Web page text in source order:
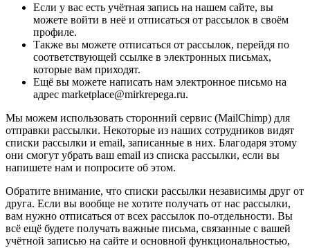
Если у вас есть учётная запись на нашем сайте, вы
можете войти в неё и отписаться от рассылок в своём
профиле.
Также вы можете отписаться от рассылок, перейдя по
соответствующей ссылке в электронных письмах,
которые вам приходят.
Ещё вы можете написать нам электронное письмо на
адрес marketplace@mirkrepega.ru.
Мы можем использовать сторонний сервис (MailChimp) для
отправки рассылки. Некоторые из наших сотрудников видят
списки рассылки и email, записанные в них. Благодаря этому
они смогут убрать ваш email из списка рассылки, если вы
напишете нам и попросите об этом.
Обратите внимание, что списки рассылки независимы друг от
друга. Если вы вообще не хотите получать от нас рассылки,
вам нужно отписаться от всех рассылок по-отдельности. Вы
всё ещё будете получать важные письма, связанные с вашей
учётной записью на сайте и основной функциональностью,